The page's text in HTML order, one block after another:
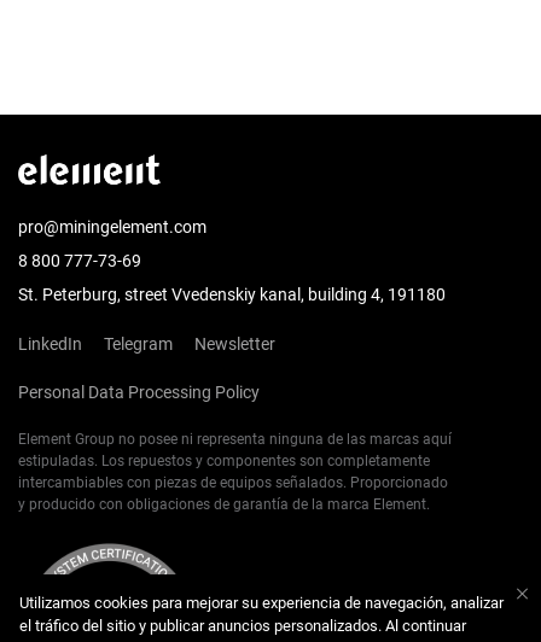
Utilizamos cookies para mejorar su experiencia de navegación, analizar
el tráfico del sitio y publicar anuncios personalizados. Al continuar
pro@miningelement.com
8 800 777-73-69
St. Peterburg, street Vvedenskiy kanal, building 4, 191180
LinkedIn Telegram Newsletter
Personal Data Processing Policy
Element Group no posee ni representa ninguna de las marcas aquí
estipuladas. Los repuestos y componentes son completamente
intercambiables con piezas de equipos señalados. Proporcionado
y producido con obligaciones de garantía de la marca Element.